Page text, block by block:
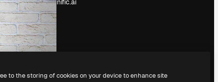
Cerchi magnific.ai
to the storing of cookies on your device to enhance site